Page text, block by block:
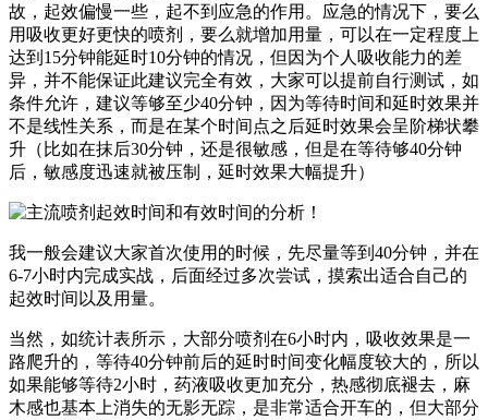
故，起效偏慢一些，起不到应急的作用。应急的情况下，要么
用吸收更好更快的喷剂，要么就增加用量，可以在一定程度上
达到15分钟能延时10分钟的情况，但因为个人吸收能力的差
异，并不能保证此建议完全有效，大家可以提前自行测试，如
条件允许，建议等够至少40分钟，因为等待时间和延时效果并
不是线性关系，而是在某个时间点之后延时效果会呈阶梯状攀
升（比如在抹后30分钟，还是很敏感，但是在等待够40分钟
后，敏感度迅速就被压制，延时效果大幅提升）
我一般会建议大家首次使用的时候，先尽量等到40分钟，并在
6-7小时内完成实战，后面经过多次尝试，摸索出适合自己的
起效时间以及用量。
当然，如统计表所示，大部分喷剂在6小时内，吸收效果是一
路爬升的，等待40分钟前后的延时时间变化幅度较大的，所以
如果能够等待2小时，药液吸收更加充分，热感彻底褪去，麻
木感也基本上消失的无影无踪，是非常适合开车的，但大部分